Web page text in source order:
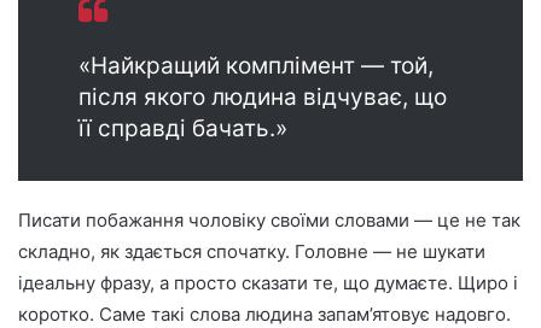
«Найкращий комплімент — той,
після якого людина відчуває, що
її справді бачать.»
Писати побажання чоловіку своїми словами — це не так
складно, як здається спочатку. Головне — не шукати
ідеальну фразу, а просто сказати те, що думаєте. Щиро і
коротко. Саме такі слова людина запам’ятовує надовго.